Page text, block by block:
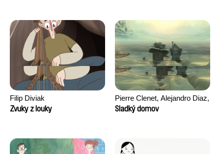
Filip Diviak
Zvuky z louky
Pierre Clenet, Alejandro Diaz,
Romain Mazevet, Stéphane
Sladký domov